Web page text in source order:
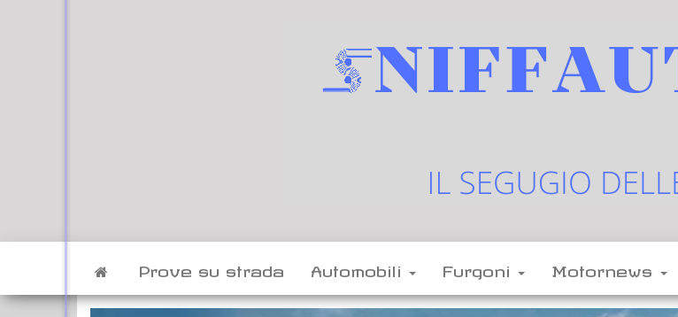
auto
Prove su strada Automobili Furgoni Motornews